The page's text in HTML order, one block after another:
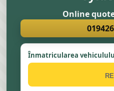
Online
Înmatricularea